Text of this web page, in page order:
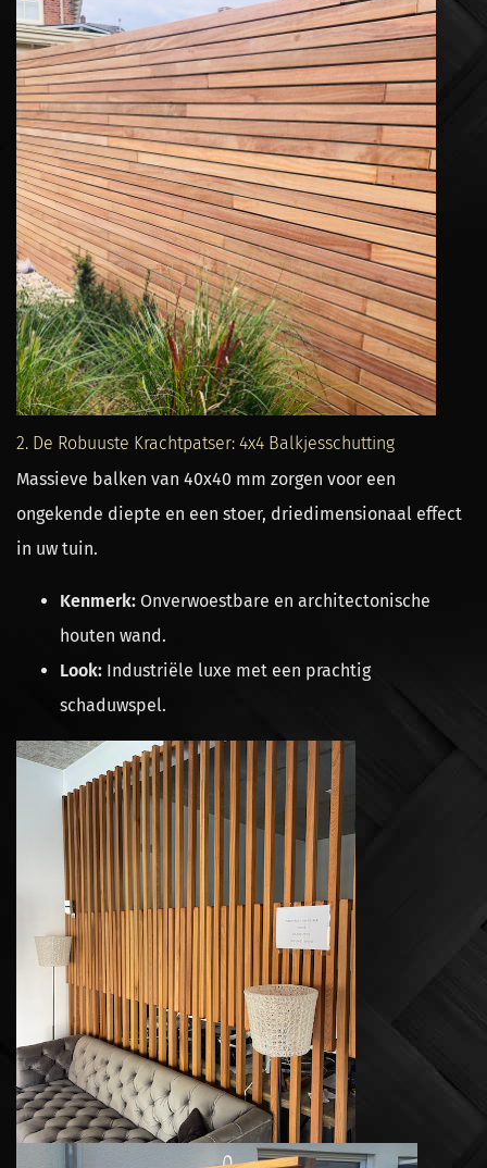
2. De Robuuste Krachtpatser: 4x4 Balkjesschutting
Massieve balken van 40x40 mm zorgen voor een
ongekende diepte en een stoer, driedimensionaal effect
in uw tuin.
Kenmerk: Onverwoestbare en architectonische
houten wand.
Look: Industriële luxe met een prachtig
schaduwspel.